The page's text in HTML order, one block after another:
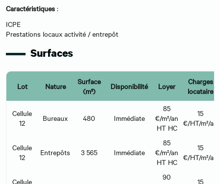
Caractéristiques :
ICPE
Prestations locaux activité / entrepôt
Surfaces
Lot Nature
Surface
(m²)
Disponibilité Loyer
Charges
locataire
Cellule
12
Bureaux 480 Immédiate
85
€/m²/an
HT HC
15
€/HT/m²/an
Cellule
12
Entrepôts 3 565 Immédiate
85
€/m²/an
HT HC
15
€/HT/m²/an
Cellule
90
15